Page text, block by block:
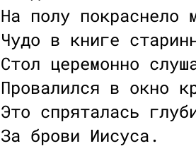
На полу покраснело
Чудо в книге
Стол церемонно
Провалился в окно
Это спряталась
За брови Иисуса.